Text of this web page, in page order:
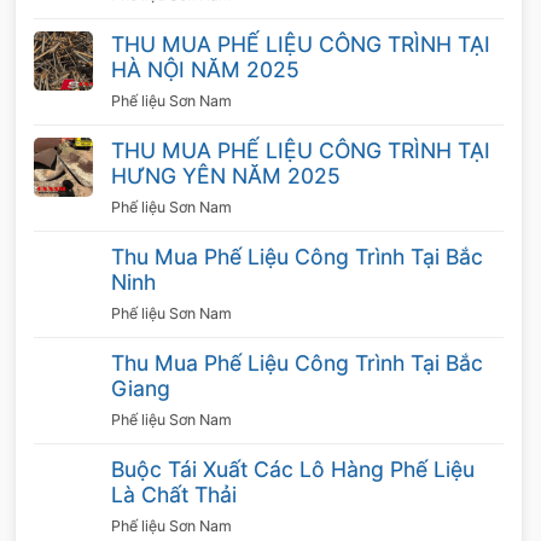
THU MUA PHẾ LIỆU CÔNG TRÌNH TẠI
HÀ NỘI NĂM 2025
Phế liệu Sơn Nam
THU MUA PHẾ LIỆU CÔNG TRÌNH TẠI
HƯNG YÊN NĂM 2025
Phế liệu Sơn Nam
Thu Mua Phế Liệu Công Trình Tại Bắc
Ninh
Phế liệu Sơn Nam
Thu Mua Phế Liệu Công Trình Tại Bắc
Giang
Phế liệu Sơn Nam
Buộc Tái Xuất Các Lô Hàng Phế Liệu
Là Chất Thải
Phế liệu Sơn Nam
Thu mua nhanh chóng
Quy trình thu mua được thực hiện một cách
nhanh chóng, có xe chuyên chở tiện lợi. Hình
Quy trình thu mua sắt phế liệu giá cao
Để giúp cho cả người bán và người mua tiết
kiệm được thời gian, công ty Sơn Nam chúng
tôi đã xây dựng quy trình mua phế liệu
sắt nhanh chóng, gọn lẹ mà vẫn đảm bảo tính
khoa học. Quy trình bao gồm 3 bước cụ thể
Bước 1: Khảo sát
Sau khi nhận được thông tin từ người bán thì
các nhân viên của chúng tôi sẽ ghi nhận và
phản hồi thông tin. Nhân viên sẽ đến trực tiếp